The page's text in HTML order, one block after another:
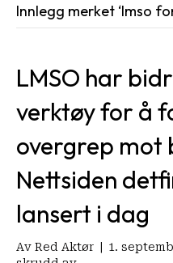
Innlegg merket ‘lmso
LMSO har
verktøy for å
overgrep mot
Nettsiden
lansert i dag
Av Red Aktør 1.